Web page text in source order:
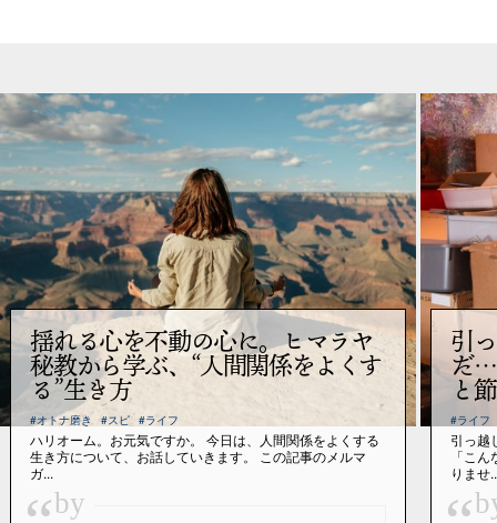
揺れる心を不動の心に。ヒマラヤ
秘教から学ぶ、“人間関係をよくす
る”生き方
#オトナ磨き #スピ #ライフ
ハリオーム。お元気ですか。 今日は、人間関係をよくする
生き方について、お話していきます。 この記事のメルマ
ガ...
by
引
だ…
と
#ライフ
引っ越
「こ
りませ